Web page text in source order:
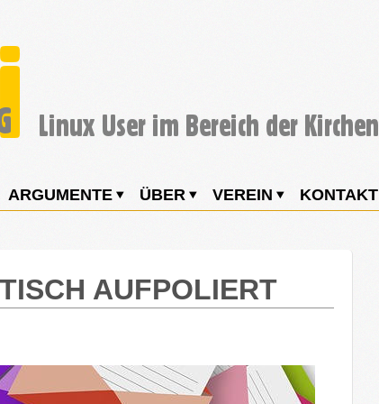
ARGUMENTE ÜBER VEREIN KONTAKT
AUFPOLIERT